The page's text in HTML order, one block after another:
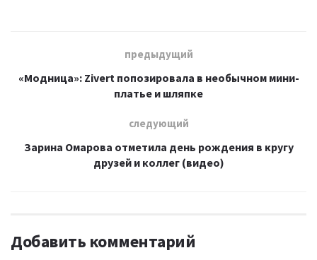
предыдущий
«Модница»: Zivert попозировала в необычном мини-
платье и шляпке
следующий
Зарина Омарова отметила день рождения в кругу
друзей и коллег (видео)
Добавить комментарий